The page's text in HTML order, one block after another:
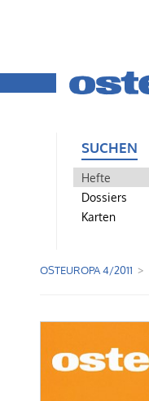
SUCHEN
Hefte
Dossiers
Karten
OSTEUROPA 4/2011